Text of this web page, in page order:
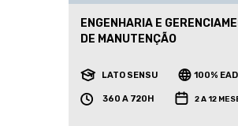
ENGENHARIA E
DE MANUTENÇÃO
LATO SENSU 100% EAD
360 A 720H 2 A 12